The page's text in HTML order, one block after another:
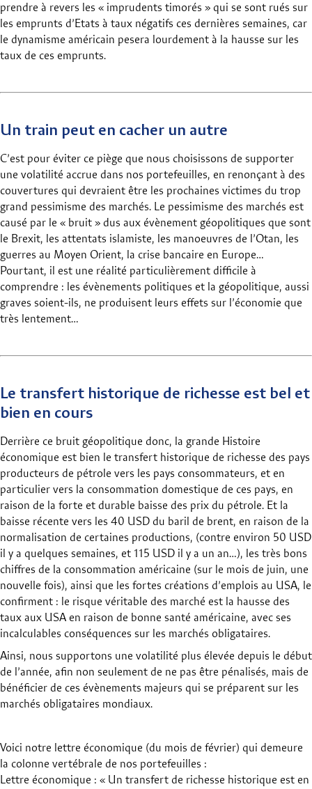
prendre à revers les « imprudents timorés » qui se sont rués sur
les emprunts d’Etats à taux négatifs ces dernières semaines, car
le dynamisme américain pesera lourdement à la hausse sur les
taux de ces emprunts.
Un train peut en cacher un autre
C’est pour éviter ce piège que nous choisissons de supporter
une volatilité accrue dans nos portefeuilles, en renonçant à des
couvertures qui devraient être les prochaines victimes du trop
grand pessimisme des marchés. Le pessimisme des marchés est
causé par le « bruit » dus aux évènement géopolitiques que sont
le Brexit, les attentats islamiste, les manoeuvres de l’Otan, les
guerres au Moyen Orient, la crise bancaire en Europe…
Pourtant, il est une réalité particulièrement difficile à
comprendre : les évènements politiques et la géopolitique, aussi
graves soient-ils, ne produisent leurs effets sur l’économie que
très lentement…
Le transfert historique de richesse est bel et
bien en cours
Derrière ce bruit géopolitique donc, la grande Histoire
économique est bien le transfert historique de richesse des pays
producteurs de pétrole vers les pays consommateurs, et en
particulier vers la consommation domestique de ces pays, en
raison de la forte et durable baisse des prix du pétrole. Et la
baisse récente vers les 40 USD du baril de brent, en raison de la
normalisation de certaines productions, (contre environ 50 USD
il y a quelques semaines, et 115 USD il y a un an…), les très bons
chiffres de la consommation américaine (sur le mois de juin, une
nouvelle fois), ainsi que les fortes créations d’emplois au USA, le
confirment : le risque véritable des marché est la hausse des
taux aux USA en raison de bonne santé américaine, avec ses
incalculables conséquences sur les marchés obligataires.
Ainsi, nous supportons une volatilité plus élevée depuis le début
de l’année, afin non seulement de ne pas être pénalisés, mais de
bénéficier de ces évènements majeurs qui se préparent sur les
marchés obligataires mondiaux.
Voici notre lettre économique (du mois de février) qui demeure
la colonne vertébrale de nos portefeuilles :
Lettre économique : « Un transfert de richesse historique est en